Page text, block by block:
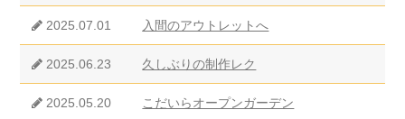
2025.07.01 入間のアウトレットへ
2025.06.23 久しぶりの制作レク
2025.05.20 こだいらオープンガーデン